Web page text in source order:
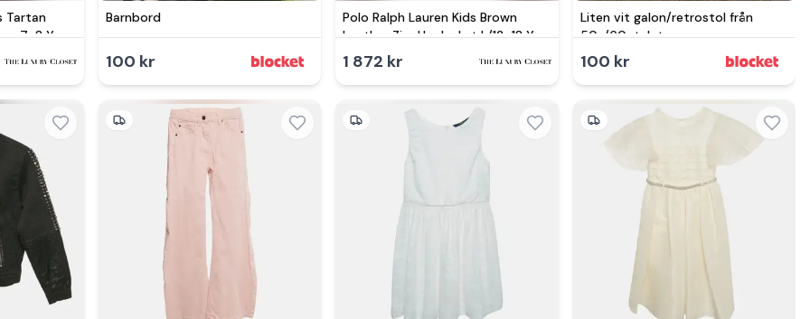
Tartan
7-8 Yrs
Barnbord
100 kr
Polo Ralph Lauren Kids Brown
Leather Zip-Up Jacket L/12-18 Yrs
1 872 kr
Liten vit galon/retrostol från
50-/60-talet
100 kr